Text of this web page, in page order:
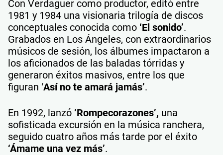
Con Verdaguer como productor, editó entre
1981 y 1984 una visionaria trilogía de discos
conceptuales conocida como ‘El sonido’.
Grabados en Los Ángeles, con extraordinarios
músicos de sesión, los álbumes impactaron a
los aficionados de las baladas tórridas y
generaron éxitos masivos, entre los que
figuran ‘Así no te amará jamás’.
En 1992, lanzó ‘Rompecorazones’, una
sofisticada excursión en la música ranchera,
seguido cuatro años más tarde por el éxito
‘Ámame una vez más’.